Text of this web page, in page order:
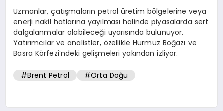
Uzmanlar, çatışmaların petrol üretim bölgelerine veya
enerji nakil hatlarına yayılması halinde piyasalarda sert
dalgalanmalar olabileceği uyarısında bulunuyor.
Yatırımcılar ve analistler, özellikle Hürmüz Boğazı ve
Basra Körfezi’ndeki gelişmeleri yakından izliyor.
#Brent Petrol #Orta Doğu